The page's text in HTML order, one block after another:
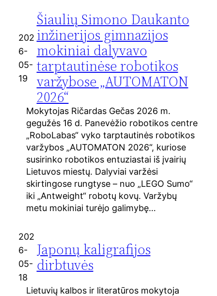
202
6-
05-
19
Šiaulių Simono Daukanto
inžinerijos gimnazijos
mokiniai dalyvavo
tarptautinėse robotikos
varžybose „AUTOMATON
2026“
Mokytojas Ričardas Gečas 2026 m.
gegužės 16 d. Panevėžio robotikos centre
„RoboLabas“ vyko tarptautinės robotikos
varžybos „AUTOMATON 2026“, kuriose
susirinko robotikos entuziastai iš įvairių
Lietuvos miestų. Dalyviai varžėsi
skirtingose rungtyse – nuo „LEGO Sumo“
iki „Antweight“ robotų kovų. Varžybų
metu mokiniai turėjo galimybę…
202
6-
05-
18
Japonų kaligrafijos
dirbtuvės
Lietuvių kalbos ir literatūros mokytoja